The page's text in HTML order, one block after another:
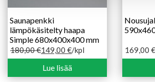
Saunapenkki
lämpökäsitelty haapa
Simple 680x400x400 mm
180,00€
Alkuperäinen
oli:
149,00 €
Nykyinen
on:
/kpl
Lue lisää
169,00 €